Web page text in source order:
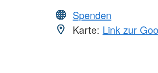
Spenden
Karte: Link zur